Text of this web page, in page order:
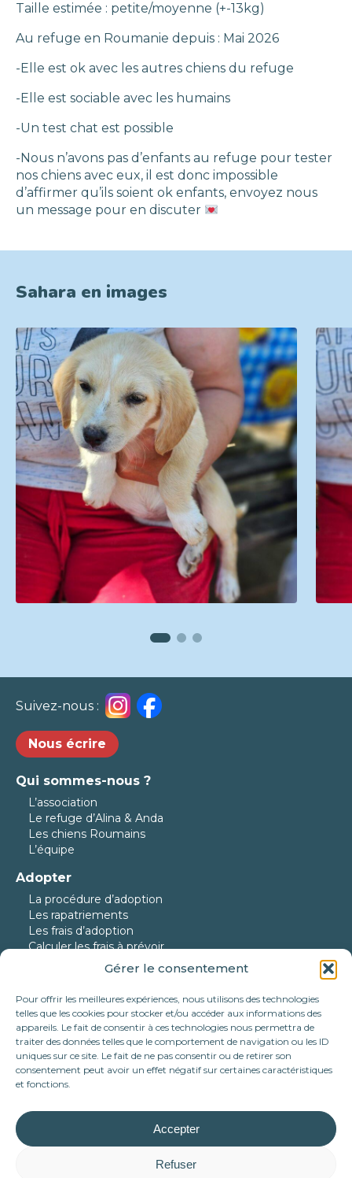
Gérer le consentement
Pour offrir les meilleures expériences, nous utilisons des technologies
telles que les cookies pour stocker et/ou accéder aux informations des
appareils. Le fait de consentir à ces technologies nous permettra de
traiter des données telles que le comportement de navigation ou les ID
uniques sur ce site. Le fait de ne pas consentir ou de retirer son
consentement peut avoir un effet négatif sur certaines caractéristiques
et fonctions.
Accepter
Refuser
Taille estimée : petite/moyenne (+-13kg)
Au refuge en Roumanie depuis : Mai 2026
-Elle est ok avec les autres chiens du refuge
-Elle est sociable avec les humains
-Un test chat est possible
-Nous n’avons pas d’enfants au refuge pour tester
nos chiens avec eux, il est donc impossible
d’affirmer qu’ils soient ok enfants, envoyez nous
un message pour en discuter
Sahara en images
Suivez-nous :
Nous écrire
Qui sommes-nous ?
L’association
Le refuge d’Alina & Anda
Les chiens Roumains
L’équipe
Adopter
La procédure d’adoption
Les rapatriements
Les frais d’adoption
Calculer les frais à prévoir
Nos protégés
Nos chiens à l’adoption
Nos chats à l’adoption
Nos chiens en urgence
Nos adoptés
Nous aider
Parrainer
Devenir famille d’accueil